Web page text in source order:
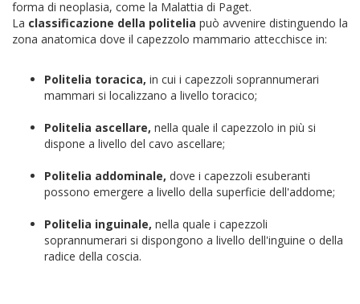
forma di neoplasia, come la Malattia di Paget.
La classificazione della politelia può avvenire distinguendo la
zona anatomica dove il capezzolo mammario attecchisce in:
Politelia toracica, in cui i capezzoli soprannumerari
mammari si localizzano a livello toracico;
Politelia ascellare, nella quale il capezzolo in più si
dispone a livello del cavo ascellare;
Politelia addominale, dove i capezzoli esuberanti
possono emergere a livello della superficie dell'addome;
Politelia inguinale, nella quale i capezzoli
soprannumerari si dispongono a livello dell'inguine o della
radice della coscia.